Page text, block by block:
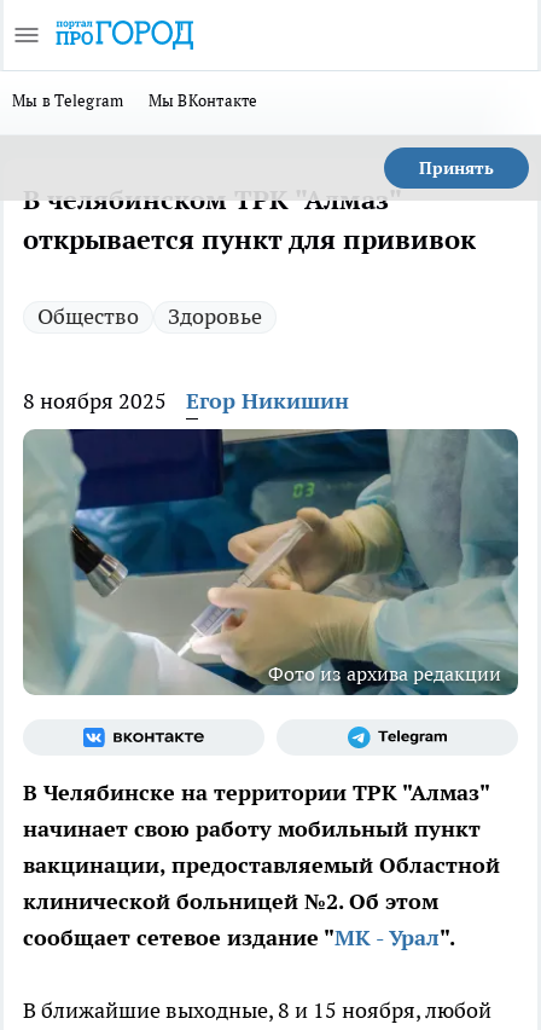
Мы в Telegram Мы ВКонтакте
Принять
В челябинском ТРК "Алмаз"
открывается пункт для прививок
Общество Здоровье
8 ноября 2025 Егор Никишин
Фото из архива редакции
В Челябинске на территории ТРК "Алмаз"
начинает свою работу мобильный пункт
вакцинации, предоставляемый Областной
клинической больницей №2. Об этом
сообщает сетевое издание "МК - Урал".
В ближайшие выходные, 8 и 15 ноября, любой